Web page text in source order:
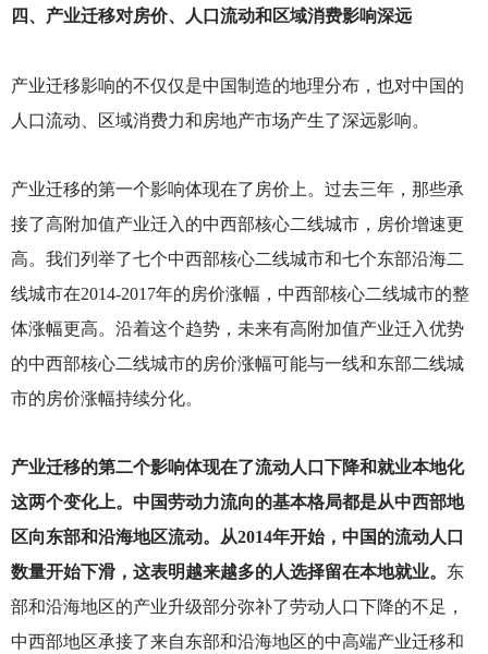
四、产业迁移对房价、人口流动和区域消费影响深远
产业迁移影响的不仅仅是中国制造的地理分布，也对中国的
人口流动、区域消费力和房地产市场产生了深远影响。
产业迁移的第一个影响体现在了房价上。过去三年，那些承
接了高附加值产业迁入的中西部核心二线城市，房价增速更
高。我们列举了七个中西部核心二线城市和七个东部沿海二
线城市在2014-2017年的房价涨幅，中西部核心二线城市的整
体涨幅更高。沿着这个趋势，未来有高附加值产业迁入优势
的中西部核心二线城市的房价涨幅可能与一线和东部二线城
市的房价涨幅持续分化。
产业迁移的第二个影响体现在了流动人口下降和就业本地化
这两个变化上。中国劳动力流向的基本格局都是从中西部地
区向东部和沿海地区流动。从2014年开始，中国的流动人口
数量开始下滑，这表明越来越多的人选择留在本地就业。 东
部和沿海地区的产业升级部分弥补了劳动人口下降的不足，
中西部地区承接了来自东部和沿海地区的中高端产业迁移和